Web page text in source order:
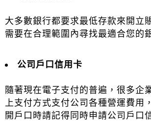
大多數銀行都要求最低存款來開立
需要在合理範圍內尋找最適合您的
公司戶口信用卡
隨著現在電子支付的普遍，很多企
上支付方式支付公司各種營運費用
開戶口時請記得同時申請公司戶口